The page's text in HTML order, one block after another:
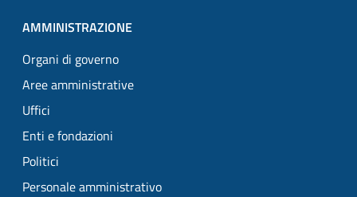
AMMINISTRAZIONE
Organi di governo
Aree amministrative
Uffici
Enti e fondazioni
Politici
Personale amministrativo